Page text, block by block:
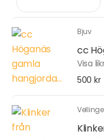
Bjuv
cc
Visa
500 kr
Vellinge